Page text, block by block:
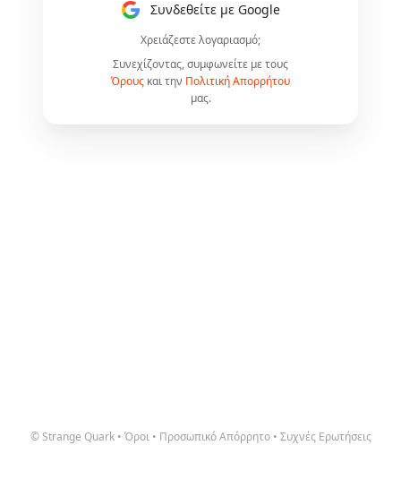
Συνδεθείτε με Google
Χρειάζεστε λογαριασμό;
Συνεχίζοντας, συμφωνείτε με τους
Όρους και την Πολιτική Απορρήτου
μας.
© Strange Quark • Όροι • Προσωπικό Απόρρητο • Συχνές Ερωτήσεις